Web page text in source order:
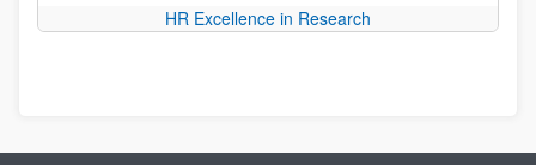
HR Excellence in Research